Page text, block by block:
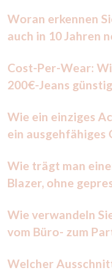
Woran erkennen
auch in 10 Jahren
Cost-Per-Wear:
200€-Jeans
Wie ein einziges
ein
Wie trägt man
Blazer, ohne
Wie verwandeln
vom Büro- zum
Welcher